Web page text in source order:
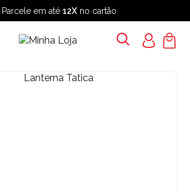
Parcele em até 12X no cartão